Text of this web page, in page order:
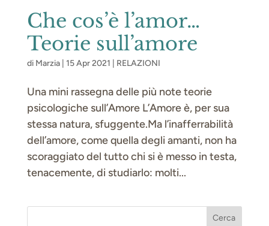
Che cos’è l’amor…
Teorie sull’amore
di Marzia| 15 Apr 2021 RELAZIONI
Una mini rassegna delle più note teorie
psicologiche sull’Amore L’Amore è, per sua
stessa natura, sfuggente.Ma l’inafferrabilità
dell’amore, come quella degli amanti, non ha
scoraggiato del tutto chi si è messo in testa,
tenacemente, di studiarlo: molti...